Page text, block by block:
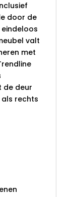
door de
valt
met
de deur
rechts